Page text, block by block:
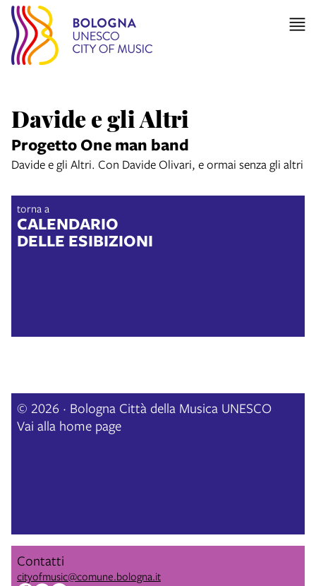
Davide e gli Altri
Progetto One man band
Davide e gli Altri. Con Davide Olivari, e ormai senza gli altri
torna a
CALENDARIO
DELLE ESIBIZIONI
© 2026 · Bologna Città della Musica UNESCO
Vai alla home page
Contatti
cityofmusic@comune.bologna.it